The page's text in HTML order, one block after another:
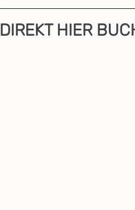
DIREKT HIER